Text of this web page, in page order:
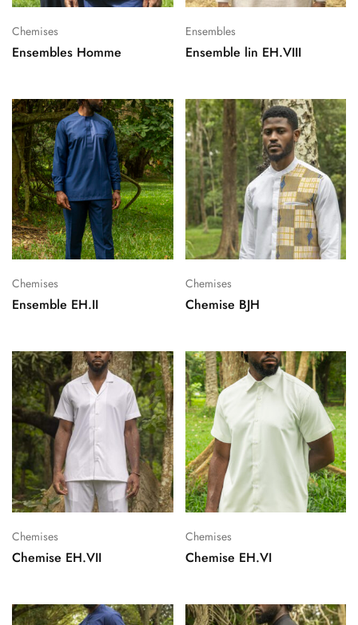
Chemises
Ensembles Homme
Ensembles
Ensemble lin EH.VIII
Chemises
Ensemble EH.II
Chemises
Chemise BJH
Chemises
Chemise EH.VII
Chemises
Chemise EH.VI